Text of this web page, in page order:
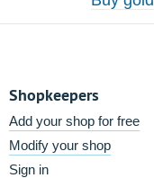
Shopkeepers
Add your shop for free
Modify your shop
Sign in